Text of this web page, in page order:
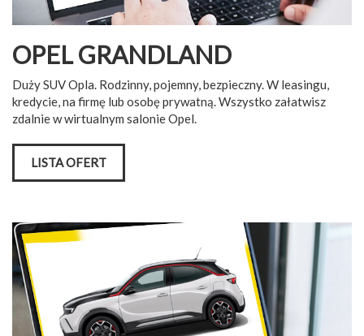
OPEL GRANDLAND
Duży SUV Opla. Rodzinny, pojemny, bezpieczny. W leasingu,
kredycie, na firmę lub osobę prywatną. Wszystko załatwisz
zdalnie w wirtualnym salonie Opel.
LISTA OFERT